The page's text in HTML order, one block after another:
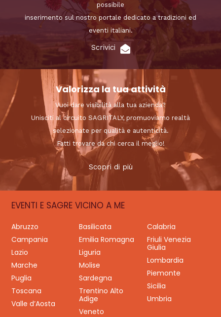
possibile
inserimento sul nostro portale dedicato a tradizioni ed
eventi italiani.
Scrivici
Valorizza la tua attività
Vuoi dare visibilità alla tua azienda?
Unisciti al circuito SAGRITALY, promuoviamo realtà
selezionate per qualità e autenticità.
Fatti trovare da chi cerca il meglio!
Scopri di più
EVENTI E SAGRE VICINO A ME
Abruzzo Basilicata
Calabria
Campania
Emilia Romagna
Friuli Venezia
Giulia
Lazio
Liguria
Lombardia
Marche
Molise
Piemonte
Puglia
Sardegna
Sicilia
Toscana
Trentino Alto
Adige
Umbria
Valle d’Aosta
Veneto